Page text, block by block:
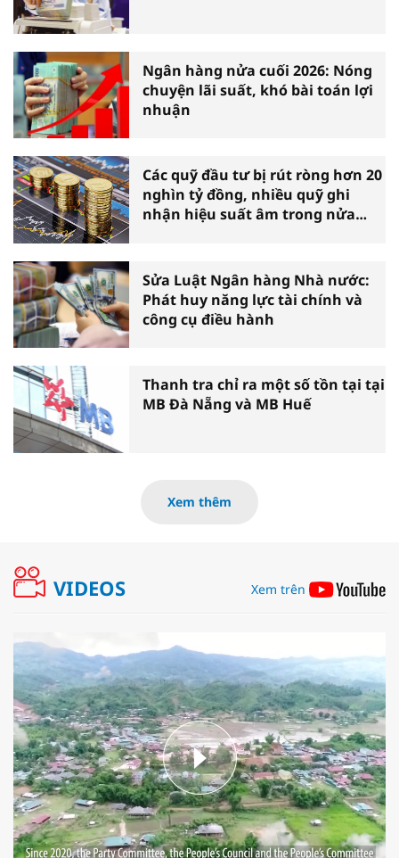
Ngân hàng nửa cuối 2026: Nóng
chuyện lãi suất, khó bài toán lợi
nhuận
Các quỹ đầu tư bị rút ròng hơn 20
nghìn tỷ đồng, nhiều quỹ ghi
nhận hiệu suất âm trong nửa
Sửa Luật Ngân hàng Nhà nước:
Phát huy năng lực tài chính và
công cụ điều hành
Thanh tra chỉ ra một số tồn tại tại
MB Đà Nẵng và MB Huế
Xem thêm
VIDEOS Xem trên